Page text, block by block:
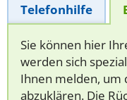
Telefonhilfe
Sie können hier
werden sich
Ihnen melden, um
abzuklären. Die